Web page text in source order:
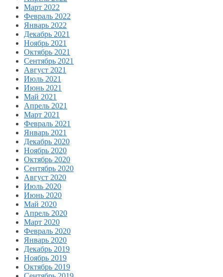
Март 2022
Февраль 2022
Январь 2022
Декабрь 2021
Ноябрь 2021
Октябрь 2021
Сентябрь 2021
Август 2021
Июль 2021
Июнь 2021
Май 2021
Апрель 2021
Март 2021
Февраль 2021
Январь 2021
Декабрь 2020
Ноябрь 2020
Октябрь 2020
Сентябрь 2020
Август 2020
Июль 2020
Июнь 2020
Май 2020
Апрель 2020
Март 2020
Февраль 2020
Январь 2020
Декабрь 2019
Ноябрь 2019
Октябрь 2019